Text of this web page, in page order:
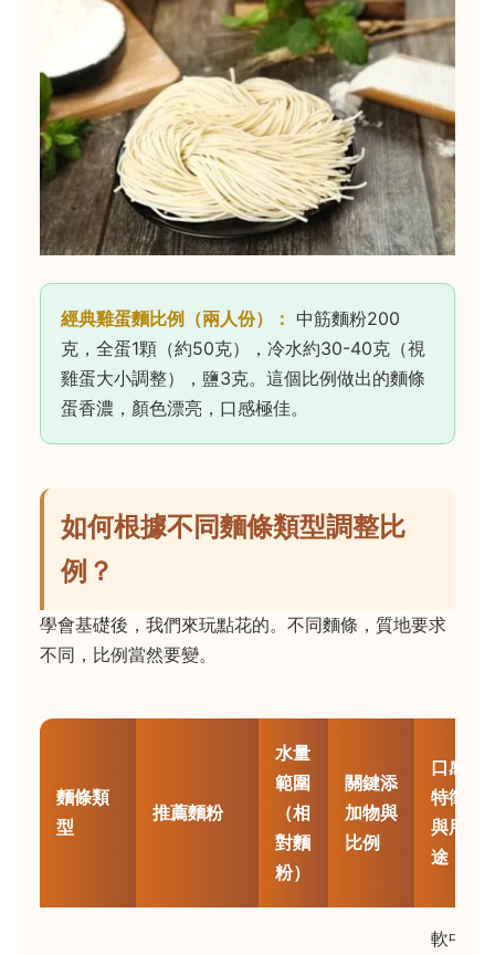
經典雞蛋麵比例（兩人份）： 中筋麵粉200
克，全蛋1顆（約50克），冷水約30-40克（視
雞蛋大小調整），鹽3克。這個比例做出的麵條
蛋香濃，顏色漂亮，口感極佳。
如何根據不同麵條類型調整比
例？
學會基礎後，我們來玩點花的。不同麵條，質地要求
不同，比例當然要變。
麵條類
型
推薦麵粉
水量
範圍
（相
對麵
粉）
關鍵添
加物與
比例
口感
特徵
與用
途
軟中